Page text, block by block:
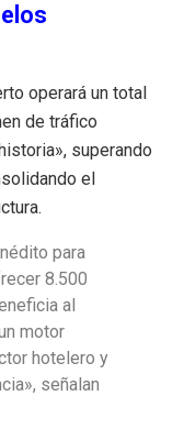
operará un total
de tráfico
superando
el
para
8.500
al
motor
hotelero y
señalan